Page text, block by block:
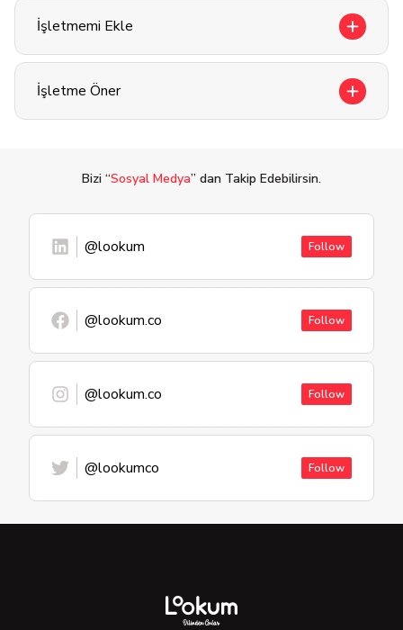
İşletmemi Ekle
İşletme Öner
Bizi “Sosyal Medya” dan Takip Edebilirsin.
@lookum Follow
@lookum.co Follow
@lookum.co Follow
@lookumco Follow